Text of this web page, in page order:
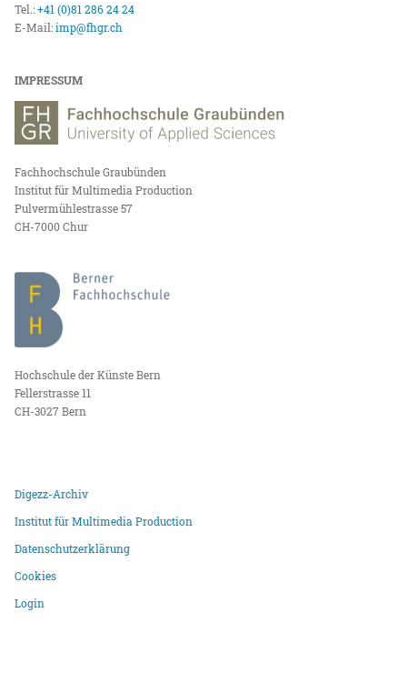
Tel.:+41 (0)81 286 24 24
E-Mail:imp@fhgr.ch
IMPRESSUM
Fachhochschule Graubünden
Institut für Multimedia Production
Pulvermühlestrasse 57
CH-7000 Chur
Hochschule der Künste Bern
Fellerstrasse 11
CH-3027 Bern
Digezz-Archiv
Institut für Multimedia Production
Datenschutzerklärung
Cookies
Login